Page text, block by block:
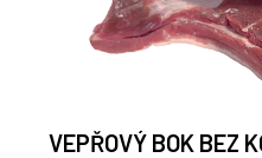
VEPŘOVÝ BOK BEZ